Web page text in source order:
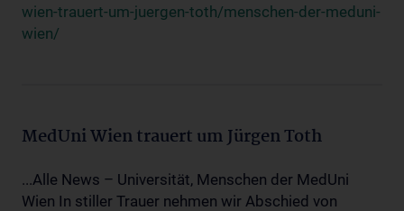
wien-trauert-um-juergen-toth/menschen-der-meduni-
wien/
MedUni Wien trauert um Jürgen Toth
...Alle News – Universität, Menschen der MedUni
Wien In stiller Trauer nehmen wir Abschied von